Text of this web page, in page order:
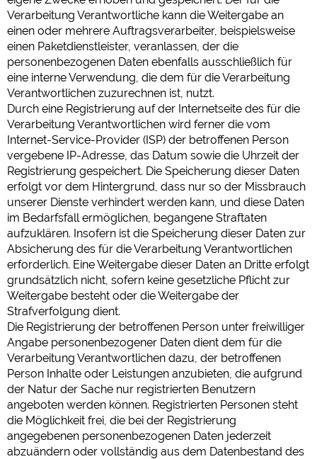
Verarbeitung Verantwortliche kann die Weitergabe an
einen oder mehrere Auftragsverarbeiter, beispielsweise
einen Paketdienstleister, veranlassen, der die
personenbezogenen Daten ebenfalls ausschließlich für
eine interne Verwendung, die dem für die Verarbeitung
Verantwortlichen zuzurechnen ist, nutzt.
Durch eine Registrierung auf der Internetseite des für die
Verarbeitung Verantwortlichen wird ferner die vom
Internet-Service-Provider (ISP) der betroffenen Person
vergebene IP-Adresse, das Datum sowie die Uhrzeit der
Registrierung gespeichert. Die Speicherung dieser Daten
erfolgt vor dem Hintergrund, dass nur so der Missbrauch
unserer Dienste verhindert werden kann, und diese Daten
im Bedarfsfall ermöglichen, begangene Straftaten
aufzuklären. Insofern ist die Speicherung dieser Daten zur
Absicherung des für die Verarbeitung Verantwortlichen
erforderlich. Eine Weitergabe dieser Daten an Dritte erfolgt
grundsätzlich nicht, sofern keine gesetzliche Pflicht zur
Weitergabe besteht oder die Weitergabe der
Strafverfolgung dient.
Die Registrierung der betroffenen Person unter freiwilliger
Angabe personenbezogener Daten dient dem für die
Verarbeitung Verantwortlichen dazu, der betroffenen
Person Inhalte oder Leistungen anzubieten, die aufgrund
der Natur der Sache nur registrierten Benutzern
angeboten werden können. Registrierten Personen steht
die Möglichkeit frei, die bei der Registrierung
angegebenen personenbezogenen Daten jederzeit
abzuändern oder vollständig aus dem Datenbestand des